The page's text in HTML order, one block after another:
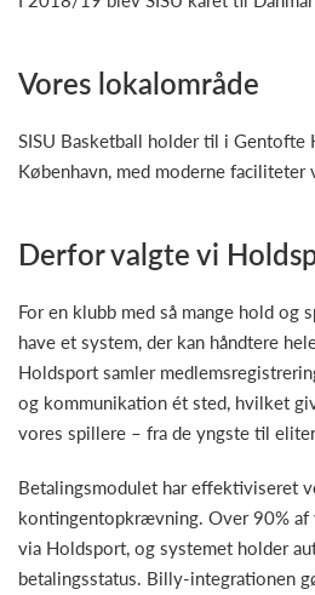
Vores lokalområde
SISU Basketball holder til i Gentofte
København, med moderne faciliteter
Derfor valgte vi
For en klubb med så mange hold og
have et system, der kan håndtere
Holdsport samler
og kommunikation ét sted, hvilket
vores spillere – fra de yngste til
Betalingsmodulet har effektiviseret
kontingentopkrævning. Over 90% af
via Holdsport, og systemet holder
betalingsstatus. Billy-integrationen